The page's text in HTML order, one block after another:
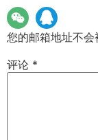
您的邮箱地址不会
评论 *